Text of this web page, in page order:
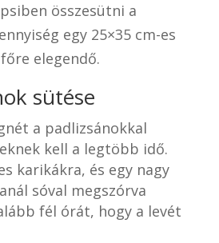
összesütni a
egy 25×35 cm-es
elegendő.
sütése
a padlizsánokkal
kell a legtöbb idő.
karikákra, és egy nagy
sóval megszórva
fél órát, hogy a levét